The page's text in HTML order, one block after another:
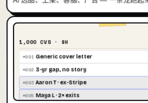
1,000 CVS · 8H
#001 Generic cover letter
#002 3-yr gap, no story
#003 Aaron T · ex-Stripe
#005 Maya L · 2× exits